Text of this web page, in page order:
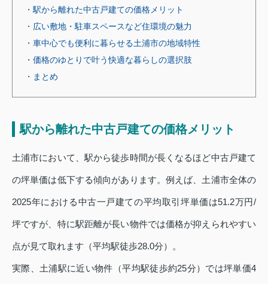
・駅から離れた中古戸建ての価格メリット
・広い敷地・駐車スペースなど住環境の魅力
・車中心でも便利に暮らせる土浦市の地域特性
・価格のゆとりで叶う快適な暮らしの選択肢
・まとめ
駅から離れた中古戸建ての価格メリット
土浦市において、駅から徒歩時間が長くなるほど中古戸建て
の坪単価は低下する傾向があります。例えば、土浦市全体の
2025年における中古一戸建ての平均取引坪単価は51.2万円/
坪ですが、特に駅距離が長い物件では価格が抑えられやすい
点が見て取れます（平均駅徒歩28.0分）。
実際、土浦駅に近い物件（平均駅徒歩約25分）では坪単価4